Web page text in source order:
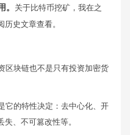
。 关于比特币挖矿，我在之
史文章查看。
区块链也不是只有投资加密货
它的特性决定：去中心化、开
、不可篡改性等。